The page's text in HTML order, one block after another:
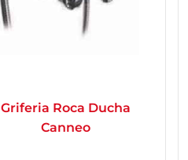
Griferia Roca Ducha
Canneo